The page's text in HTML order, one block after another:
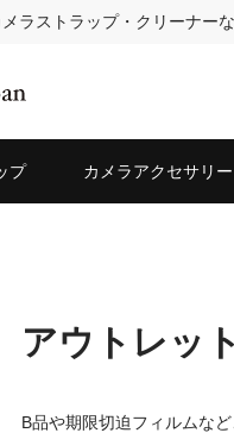
ラストラップ・クリーナー
プ カメラアクセサリー
アウトレット
B品や期限切迫フィルムな